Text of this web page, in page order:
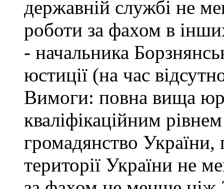
державній службі не
роботи за фахом в
- начальника
юстиції (на час
Вимоги: повна вища
кваліфікаційним
громадянство
території України не